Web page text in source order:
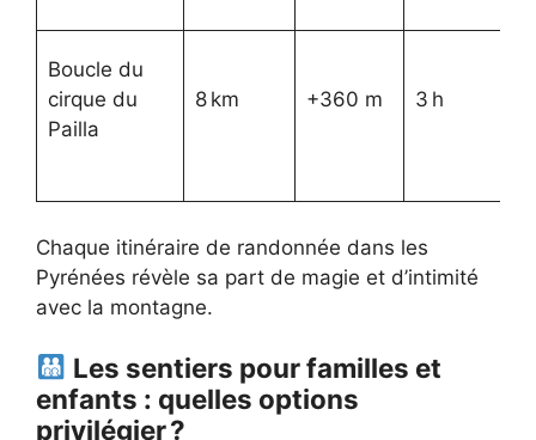
Boucle du
cirque du
Pailla
8 km +360 m 3 h
Chaque itinéraire de randonnée dans les
Pyrénées révèle sa part de magie et d’intimité
avec la montagne.
Les sentiers pour familles et
enfants : quelles options
privilégier ?